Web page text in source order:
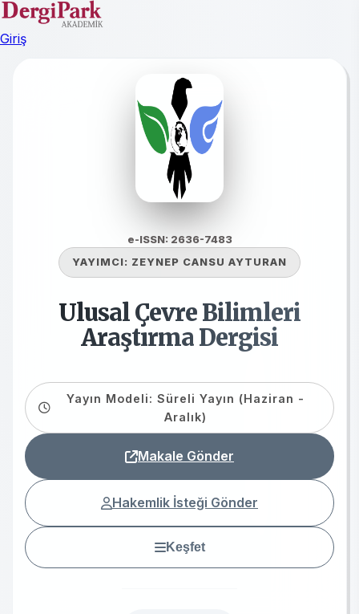
Giriş
e-ISSN: 2636-7483
YAYIMCI: ZEYNEP CANSU AYTURAN
Ulusal Çevre Bilimleri
Araştırma Dergisi
Yayın Modeli: Süreli Yayın (Haziran -
Aralık)
Makale Gönder
Hakemlik İsteği Gönder
Keşfet